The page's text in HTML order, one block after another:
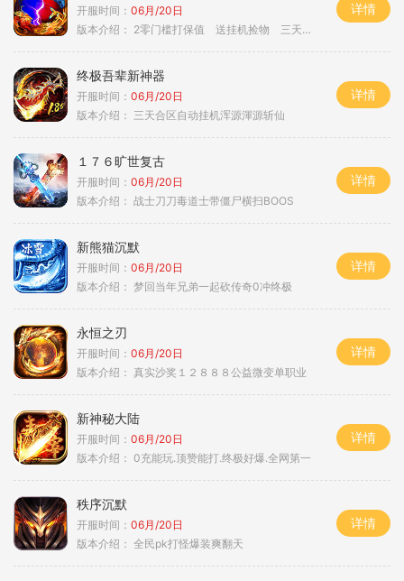
开服时间： 06月/20日
版本介绍： 2零门槛打保值 送挂机捡物 三天合区
详情
终极吾辈新神器
开服时间： 06月/20日
版本介绍： 三天合区自动挂机浑源渾源斩仙
详情
１７６旷世复古
开服时间： 06月/20日
版本介绍： 战士刀刀毒道士带僵尸横扫BOOS
详情
新熊猫沉默
开服时间： 06月/20日
版本介绍： 梦回当年兄弟一起砍传奇0冲终极
详情
永恒之刃
开服时间： 06月/20日
版本介绍： 真实沙奖１２８８８公益微变单职业
详情
新神秘大陆
开服时间： 06月/20日
版本介绍： 0充能玩.顶赞能打.终极好爆.全网第一
详情
秩序沉默
开服时间： 06月/20日
版本介绍： 全民pk打怪爆装爽翻天
详情